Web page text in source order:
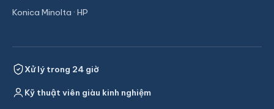
Konica Minolta · HP
Xử lý trong 24 giờ
Kỹ thuật viên giàu kinh nghiệm